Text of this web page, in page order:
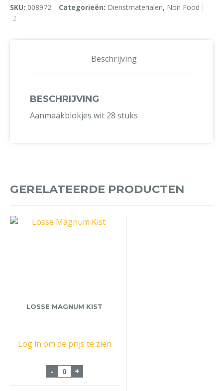
SKU: 008972 Categorieën: Dienstmaterialen, Non Food
Beschrijving
BESCHRIJVING
Aanmaakblokjes wit 28 stuks
GERELATEERDE PRODUCTEN
LOSSE MAGNUM KIST
Log in om de prijs te zien
- Losse Magnum Kist aantal
+